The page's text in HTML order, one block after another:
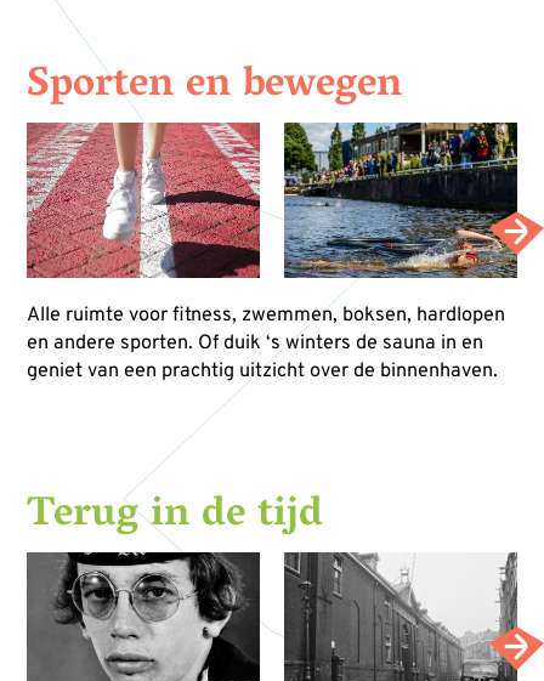
Sporten en bewegen
Alle ruimte voor fitness, zwemmen, boksen, hardlopen
en andere sporten. Of duik ‘s winters de sauna in en
geniet van een prachtig uitzicht over de binnenhaven.
Terug in de tijd